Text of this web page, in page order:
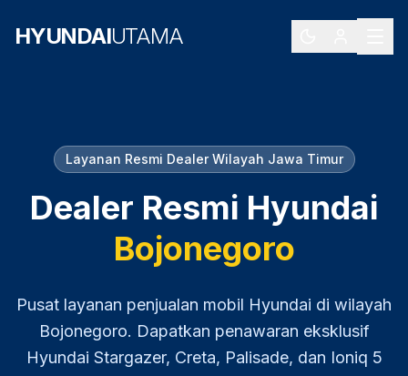
HYUNDAIUTAMA
Layanan Resmi Dealer Wilayah Jawa Timur
Dealer Resmi Hyundai
Bojonegoro
Pusat layanan penjualan mobil Hyundai di wilayah
Bojonegoro. Dapatkan penawaran eksklusif
Hyundai Stargazer, Creta, Palisade, dan Ioniq 5